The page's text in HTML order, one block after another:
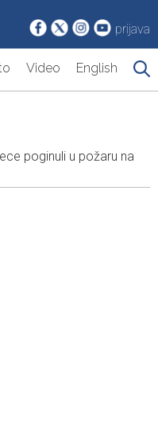
prijava
Video English
poginuli u požaru na